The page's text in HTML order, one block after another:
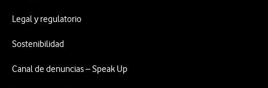
Legal y regulatorio
Sostenibilidad
Canal de denuncias – Speak Up